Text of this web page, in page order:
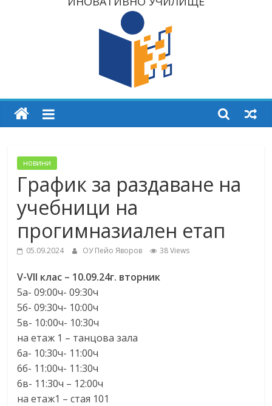
новини
График за раздаване на
учебници на
прогимназиален етап
05.09.2024 ОУ Пейо Яворов 38 Views
V-VII клас – 10.09.24г. вторник
5а- 09:00ч- 09:30ч
5б- 09:30ч- 10:00ч
5в- 10:00ч- 10:30ч
на етаж 1 – танцова зала
6а- 10:30ч- 11:00ч
6б- 11:00ч- 11:30ч
6в- 11:30ч – 12:00ч
на етаж1 – стая 101